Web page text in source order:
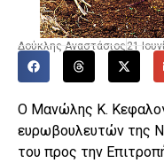
Δούκλης Αναστάσιος 21
Ο Μανώλης Κ.
ευρωβουλευτών της
του προς την